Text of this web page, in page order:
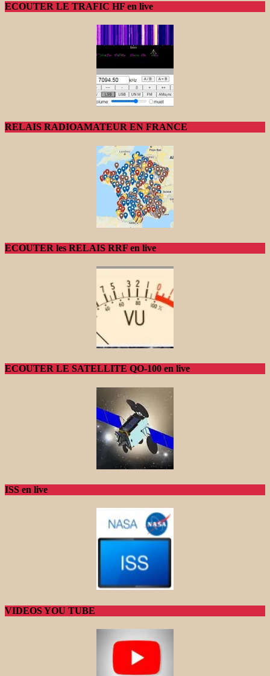
ECOUTER LE TRAFIC HF en live
RELAIS RADIOAMATEUR EN FRANCE
ECOUTER les RELAIS RRF en live
ECOUTER LE SATELLITE QO-100 en live
ISS en live
VIDEOS YOU TUBE